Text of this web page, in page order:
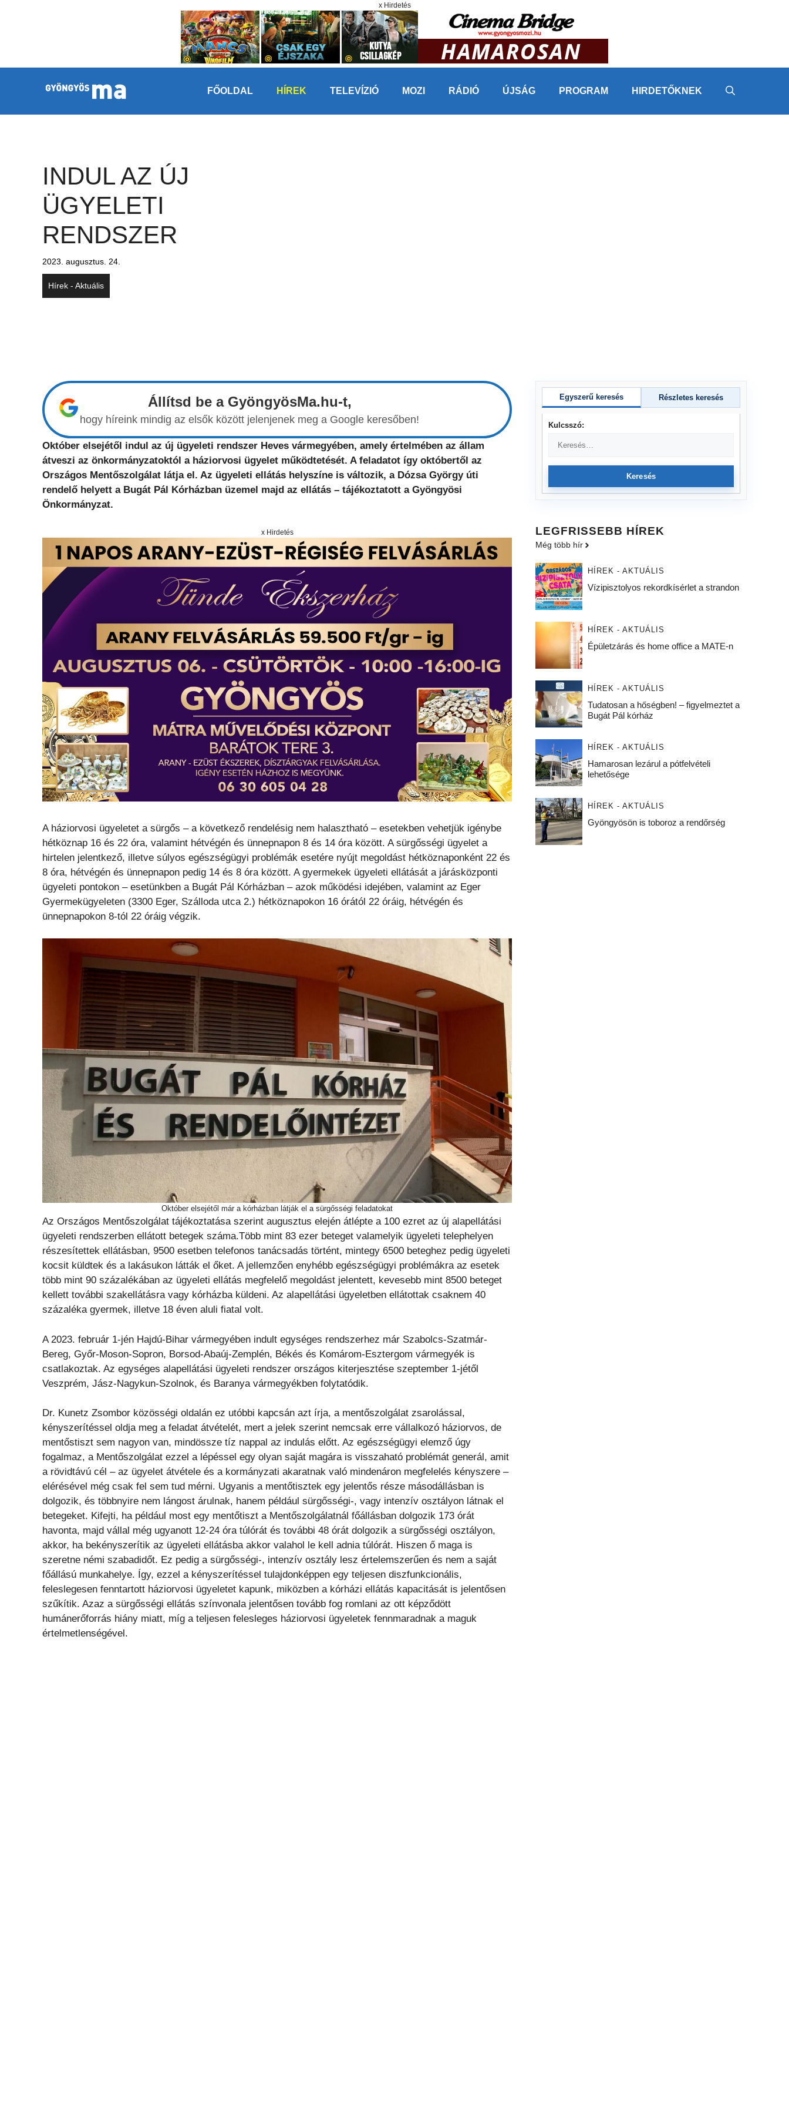
x Hirdetés
FŐOLDAL HÍREK TELEVÍZIÓ MOZI RÁDIÓ ÚJSÁG PROGRAM HIRDETŐKNEK
INDUL AZ ÚJ
ÜGYELETI
RENDSZER
2023. augusztus. 24.
Hírek - Aktuális
Állítsd be a GyöngyösMa.hu-t,
hogy híreink mindig az elsők között jelenjenek meg a Google keresőben!
Október elsejétől indul az új ügyeleti rendszer Heves vármegyében, amely értelmében az állam
átveszi az önkormányzatoktól a háziorvosi ügyelet működtetését. A feladatot így októbertől az
Országos Mentőszolgálat látja el. Az ügyeleti ellátás helyszíne is változik, a Dózsa György úti
rendelő helyett a Bugát Pál Kórházban üzemel majd az ellátás – tájékoztatott a Gyöngyösi
Önkormányzat.
x Hirdetés
A háziorvosi ügyeletet a sürgős – a következő rendelésig nem halasztható – esetekben vehetjük igénybe
hétköznap 16 és 22 óra, valamint hétvégén és ünnepnapon 8 és 14 óra között. A sürgősségi ügyelet a
hirtelen jelentkező, illetve súlyos egészségügyi problémák esetére nyújt megoldást hétköznaponként 22 és
8 óra, hétvégén és ünnepnapon pedig 14 és 8 óra között. A gyermekek ügyeleti ellátását a járásközponti
ügyeleti pontokon – esetünkben a Bugát Pál Kórházban – azok működési idejében, valamint az Eger
Gyermekügyeleten (3300 Eger, Szálloda utca 2.) hétköznapokon 16 órától 22 óráig, hétvégén és
ünnepnapokon 8-tól 22 óráig végzik.
Október elsejétől már a kórházban látják el a sürgősségi feladatokat
Az Országos Mentőszolgálat tájékoztatása szerint augusztus elején átlépte a 100 ezret az új alapellátási
ügyeleti rendszerben ellátott betegek száma.Több mint 83 ezer beteget valamelyik ügyeleti telephelyen
részesítettek ellátásban, 9500 esetben telefonos tanácsadás történt, mintegy 6500 beteghez pedig ügyeleti
kocsit küldtek és a lakásukon látták el őket. A jellemzően enyhébb egészségügyi problémákra az esetek
több mint 90 százalékában az ügyeleti ellátás megfelelő megoldást jelentett, kevesebb mint 8500 beteget
kellett további szakellátásra vagy kórházba küldeni. Az alapellátási ügyeletben ellátottak csaknem 40
százaléka gyermek, illetve 18 éven aluli fiatal volt.
A 2023. február 1-jén Hajdú-Bihar vármegyében indult egységes rendszerhez már Szabolcs-Szatmár-
Bereg, Győr-Moson-Sopron, Borsod-Abaúj-Zemplén, Békés és Komárom-Esztergom vármegyék is
csatlakoztak. Az egységes alapellátási ügyeleti rendszer országos kiterjesztése szeptember 1-jétől
Veszprém, Jász-Nagykun-Szolnok, és Baranya vármegyékben folytatódik.
Dr. Kunetz Zsombor közösségi oldalán ez utóbbi kapcsán azt írja, a mentőszolgálat zsarolással,
kényszerítéssel oldja meg a feladat átvételét, mert a jelek szerint nemcsak erre vállalkozó háziorvos, de
mentőstiszt sem nagyon van, mindössze tíz nappal az indulás előtt. Az egészségügyi elemző úgy
fogalmaz, a Mentőszolgálat ezzel a lépéssel egy olyan saját magára is visszaható problémát generál, amit
a rövidtávú cél – az ügyelet átvétele és a kormányzati akaratnak való mindenáron megfelelés kényszere –
elérésével még csak fel sem tud mérni. Ugyanis a mentőtisztek egy jelentős része másodállásban is
dolgozik, és többnyire nem lángost árulnak, hanem például sürgősségi-, vagy intenzív osztályon látnak el
betegeket. Kifejti, ha például most egy mentőtiszt a Mentőszolgálatnál főállásban dolgozik 173 órát
havonta, majd vállal még ugyanott 12-24 óra túlórát és további 48 órát dolgozik a sürgősségi osztályon,
akkor, ha bekényszerítik az ügyeleti ellátásba akkor valahol le kell adnia túlórát. Hiszen ő maga is
szeretne némi szabadidőt. Ez pedig a sürgősségi-, intenzív osztály lesz értelemszerűen és nem a saját
főállású munkahelye. Így, ezzel a kényszerítéssel tulajdonképpen egy teljesen diszfunkcionális,
feleslegesen fenntartott háziorvosi ügyeletet kapunk, miközben a kórházi ellátás kapacitását is jelentősen
szűkítik. Azaz a sürgősségi ellátás színvonala jelentősen tovább fog romlani az ott képződött
humánerőforrás hiány miatt, míg a teljesen felesleges háziorvosi ügyeletek fennmaradnak a maguk
értelmetlenségével.
Egyszerű keresés Részletes keresés
Kulcsszó:
Keresés
LEGFRISSEBB HÍREK
Még több hír
HÍREK - AKTUÁLIS
Vízipisztolyos rekordkísérlet a strandon
HÍREK - AKTUÁLIS
Épületzárás és home office a MATE-n
HÍREK - AKTUÁLIS
Tudatosan a hőségben! – figyelmeztet a
Bugát Pál kórház
HÍREK - AKTUÁLIS
Hamarosan lezárul a pótfelvételi
lehetősége
HÍREK - AKTUÁLIS
Gyöngyösön is toboroz a rendőrség